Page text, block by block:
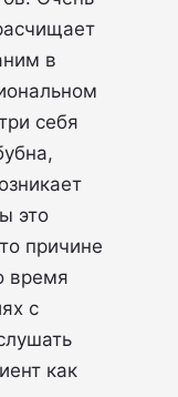
в
себя
это
причине
время
с
как